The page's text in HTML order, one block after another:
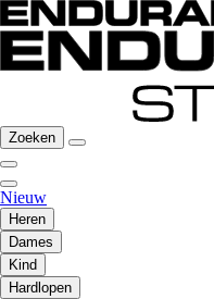
Zoeken
Nieuw
Heren
Dames
Kind
Hardlopen